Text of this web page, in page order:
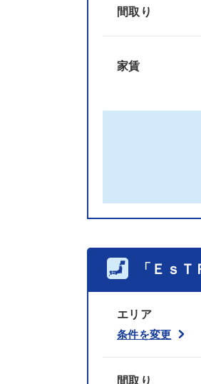
間取り
家賃
「Ｅｓ
エリア
条件を変更
間取り